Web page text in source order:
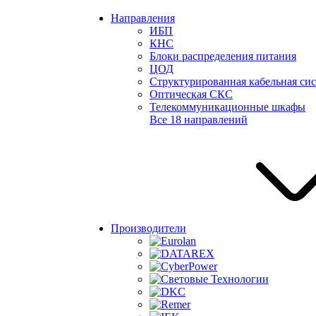
Направления
ИБП
КНС
Блоки распределения питания
ЦОД
Структурированная кабельная
Оптическая СКС
Телекоммуникационные шкафы
Все 18 направлений
Производители